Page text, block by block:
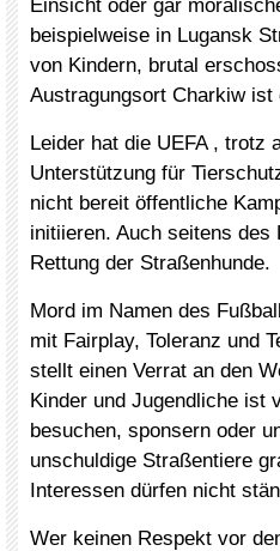
Einsicht oder gar
beispielweise in Lugansk
von Kindern, brutal
Austragungsort Charkiw
Leider hat die UEFA , trotz
Unterstützung für
nicht bereit öffentliche
initiieren. Auch seitens
Rettung der Straßenhunde.
Mord im Namen des
mit Fairplay, Toleranz und
stellt einen Verrat an den
Kinder und Jugendliche ist
besuchen, sponsern oder
unschuldige Straßentiere
Interessen dürfen nicht
Wer keinen Respekt vor